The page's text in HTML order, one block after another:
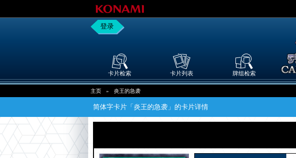
登录
卡片检索 卡片列表 牌组检索
主页 » 炎王的急袭
简体字卡片「炎王的急袭」的卡片详情